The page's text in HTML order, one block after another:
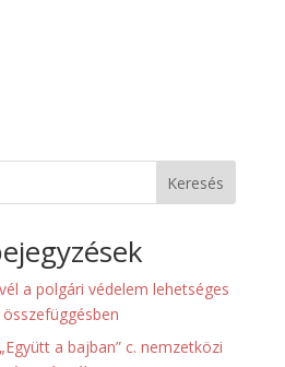
Keresés
a polgári védelem lehetséges
a bajban” c. nemzetközi